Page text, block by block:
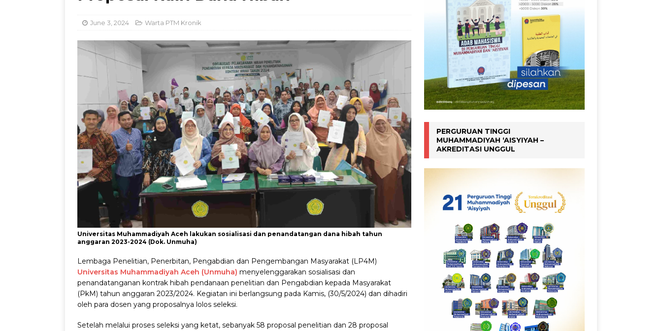
June 3, 2024 Warta PTM Kronik
Universitas Muhammadiyah Aceh lakukan sosialisasi dan penandatangan dana hibah tahun
anggaran 2023-2024 (Dok. Unmuha)
Lembaga Penelitian, Penerbitan, Pengabdian dan Pengembangan Masyarakat (LP4M)
Universitas Muhammadiyah Aceh (Unmuha) menyelenggarakan sosialisasi dan
penandatanganan kontrak hibah pendanaan penelitian dan Pengabdian kepada Masyarakat
(PkM) tahun anggaran 2023/2024. Kegiatan ini berlangsung pada Kamis, (30/5/2024) dan dihadiri
oleh para dosen yang proposalnya lolos seleksi.
Setelah melalui proses seleksi yang ketat, sebanyak 58 proposal penelitian dan 28 proposal
PERGURUAN TINGGI
MUHAMMADIYAH ‘AISYIYAH –
AKREDITASI UNGGUL